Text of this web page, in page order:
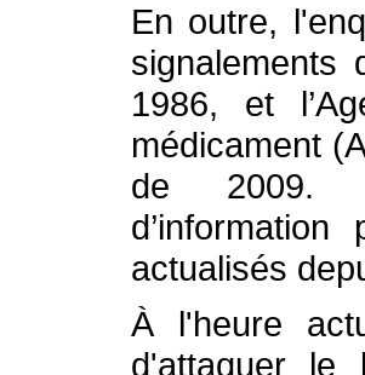
En outre,
signalements
1986, et
médicament
de 2009.
actualisés
À l'heure
d'attaquer le